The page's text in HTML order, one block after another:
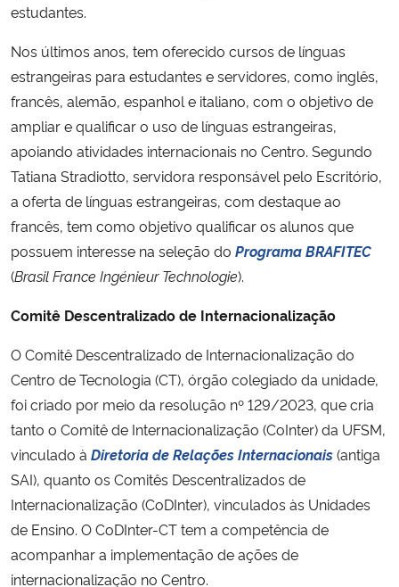
Banco Central do Brasil
estudantes.
Nos últimos anos, tem oferecido cursos de línguas
estrangeiras para estudantes e servidores, como inglês,
francês, alemão, espanhol e italiano, com o objetivo de
ampliar e qualificar o uso de línguas estrangeiras,
apoiando atividades internacionais no Centro. Segundo
Tatiana Stradiotto, servidora responsável pelo Escritório,
a oferta de línguas estrangeiras, com destaque ao
francês, tem como objetivo qualificar os alunos que
possuem interesse na seleção do Programa BRAFITEC
(Brasil France Ingénieur Technologie).
Comitê Descentralizado de Internacionalização
O Comitê Descentralizado de Internacionalização do
Centro de Tecnologia (CT), órgão colegiado da unidade,
foi criado por meio da resolução nº 129/2023, que cria
tanto o Comitê de Internacionalização (CoInter) da UFSM,
vinculado à Diretoria de Relações Internacionais(antiga
SAI), quanto os Comitês Descentralizados de
Internacionalização (CoDInter), vinculados às Unidades
de Ensino. O CoDInter-CT tem a competência de
acompanhar a implementação de ações de
internacionalização no Centro.